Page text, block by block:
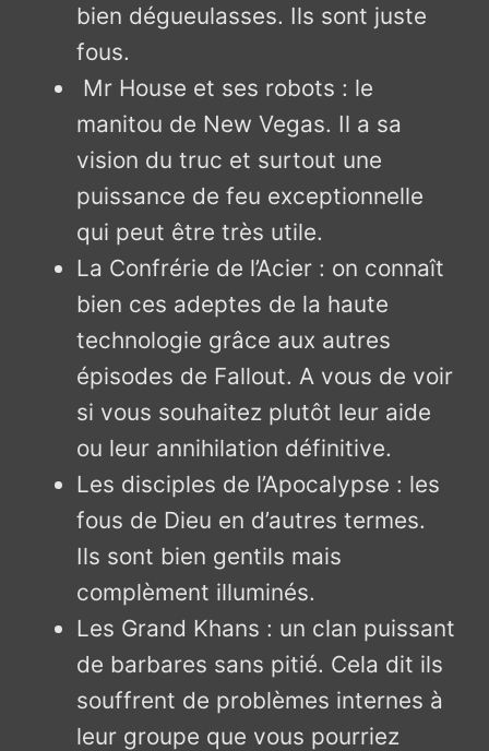
bien dégueulasses. Ils sont juste
fous.
Mr House et ses robots : le
manitou de New Vegas. Il a sa
vision du truc et surtout une
puissance de feu exceptionnelle
qui peut être très utile.
La Confrérie de l’Acier : on connaît
bien ces adeptes de la haute
technologie grâce aux autres
épisodes de Fallout. A vous de voir
si vous souhaitez plutôt leur aide
ou leur annihilation définitive.
Les disciples de l’Apocalypse : les
fous de Dieu en d’autres termes.
Ils sont bien gentils mais
complèment illuminés.
Les Grand Khans : un clan puissant
de barbares sans pitié. Cela dit ils
souffrent de problèmes internes à
leur groupe que vous pourriez